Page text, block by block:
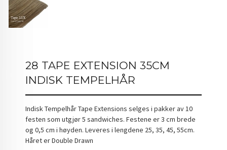
28 TAPE EXTENSION 35CM
INDISK TEMPELHÅR
Indisk Tempelhår Tape Extensions selges i pakker av 10
festen som utgjør 5 sandwiches. Festene er 3 cm brede
og 0,5 cm i høyden. Leveres i lengdene 25, 35, 45, 55cm.
Håret er Double Drawn